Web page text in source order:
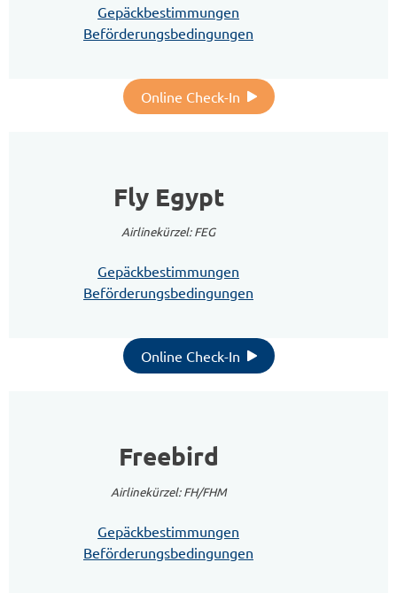
Gepäckbestimmungen
Beförderungsbedingungen
Online Check-In
Fly Egypt
Airlinekürzel: FEG
Gepäckbestimmungen
Beförderungsbedingungen
Online Check-In
Freebird
Airlinekürzel: FH/FHM
Gepäckbestimmungen
Beförderungsbedingungen